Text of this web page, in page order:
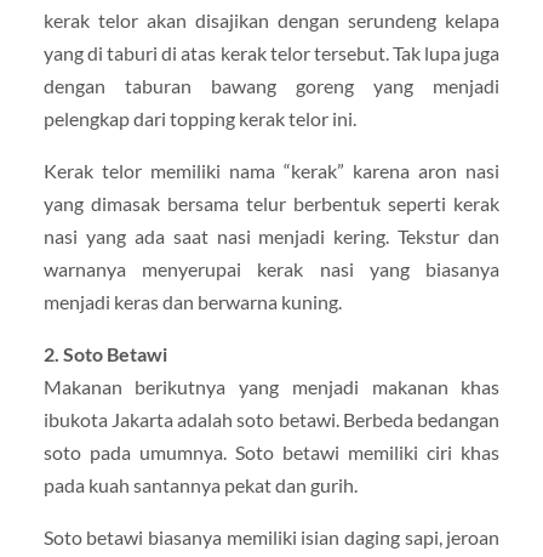
kerak telor akan disajikan dengan serundeng kelapa
yang di taburi di atas kerak telor tersebut. Tak lupa juga
dengan taburan bawang goreng yang menjadi
pelengkap dari topping kerak telor ini.
Kerak telor memiliki nama “kerak” karena aron nasi
yang dimasak bersama telur berbentuk seperti kerak
nasi yang ada saat nasi menjadi kering. Tekstur dan
warnanya menyerupai kerak nasi yang biasanya
menjadi keras dan berwarna kuning.
2. Soto Betawi
Makanan berikutnya yang menjadi makanan khas
ibukota Jakarta adalah soto betawi. Berbeda bedangan
soto pada umumnya. Soto betawi memiliki ciri khas
pada kuah santannya pekat dan gurih.
Soto betawi biasanya memiliki isian daging sapi, jeroan